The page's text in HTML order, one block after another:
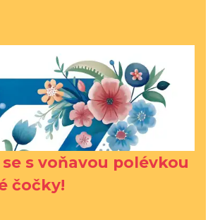
s voňavou polévkou
čočky!